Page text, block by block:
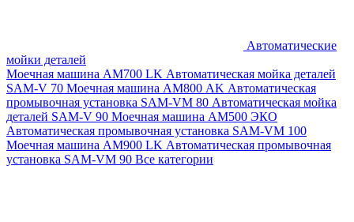
Автоматические
мойки деталей
Моечная машина AM700 LK Автоматическая мойка деталей
SAM-V 70 Моечная машина АМ800 AK Автоматическая
промывочная установка SAM-VM 80 Автоматическая мойка
деталей SAM-V 90 Моечная машина АМ500 ЭКО
Автоматическая промывочная установка SAM-VM 100
Моечная машина AM900 LK Автоматическая промывочная
установка SAM-VM 90 Все категории